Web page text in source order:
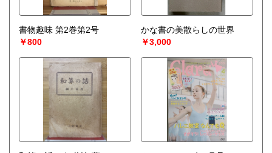
書物趣味 第2巻第2号
￥800
かな書の美散らしの世界
￥3,000